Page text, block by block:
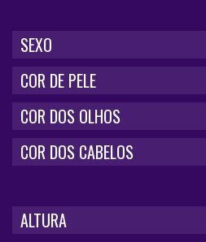
SEXO
COR DE PELE
COR DOS OLHOS
COR DOS CABELOS
ALTURA